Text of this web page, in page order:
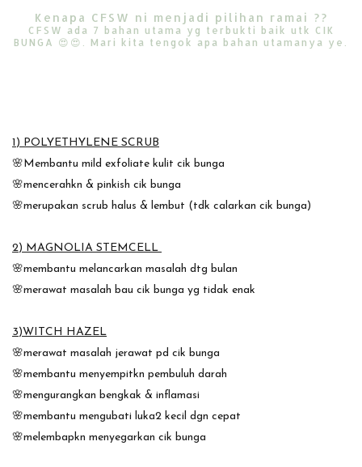
Kenapa CFSW ni menjadi pilihan ramai ??
CFSW ada 7 bahan utama yg terbukti baik utk CIK
BUNGA 😍😍. Mari kita tengok apa bahan utamanya ye.
1) POLYETHYLENE SCRUB
🌸Membantu mild exfoliate kulit cik bunga
🌸mencerahkn & pinkish cik bunga
🌸merupakan scrub halus & lembut (tdk calarkan cik bunga)
2) MAGNOLIA STEMCELL
🌸membantu melancarkan masalah dtg bulan
🌸merawat masalah bau cik bunga yg tidak enak
3)WITCH HAZEL
🌸merawat masalah jerawat pd cik bunga
🌸membantu menyempitkn pembuluh darah
🌸mengurangkan bengkak & inflamasi
🌸membantu mengubati luka2 kecil dgn cepat
🌸melembapkn menyegarkan cik bunga